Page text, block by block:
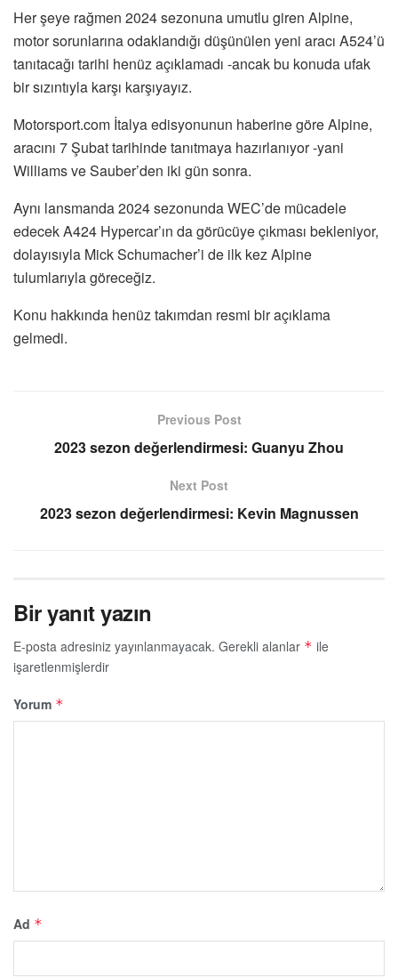
Her şeye rağmen 2024 sezonuna umutlu giren Alpine,
motor sorunlarına odaklandığı düşünülen yeni aracı A524’ü
tanıtacağı tarihi henüz açıklamadı -ancak bu konuda ufak
bir sızıntıyla karşı karşıyayız.
Motorsport.com İtalya edisyonunun haberine göre Alpine,
aracını 7 Şubat tarihinde tanıtmaya hazırlanıyor -yani
Williams ve Sauber’den iki gün sonra.
Aynı lansmanda 2024 sezonunda WEC’de mücadele
edecek A424 Hypercar’ın da görücüye çıkması bekleniyor,
dolayısıyla Mick Schumacher’i de ilk kez Alpine
tulumlarıyla göreceğiz.
Konu hakkında henüz takımdan resmi bir açıklama
gelmedi.
Previous Post
2023 sezon değerlendirmesi: Guanyu Zhou
Next Post
2023 sezon değerlendirmesi: Kevin Magnussen
Bir yanıt yazın
E-posta adresiniz yayınlanmayacak. Gerekli alanlar * ile
işaretlenmişlerdir
Yorum *
Ad *